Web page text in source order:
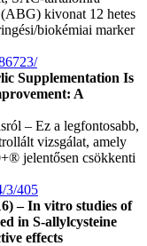
kivonat 12 hetes
biokémiai marker
Supplementation Is
A
– Ez a legfontosabb,
vizsgálat, amely
jelentősen csökkenti
3/405
– In vitro studies of
in S-allylcysteine
effects